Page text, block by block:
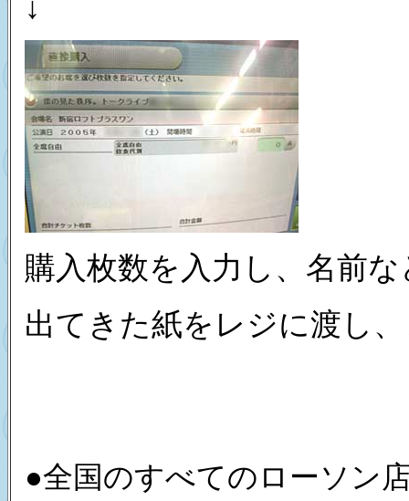
↓
購入枚数を入力し、名前
出てきた紙をレジに渡し
●全国のすべてのローソン